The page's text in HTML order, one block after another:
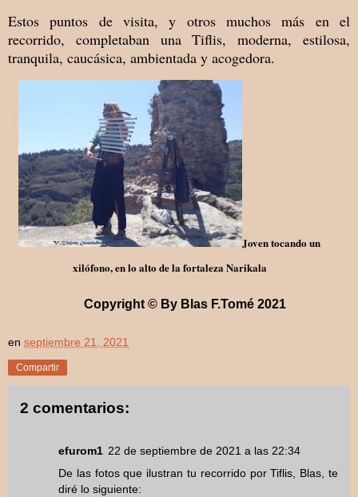
Estos puntos de visita, y otros muchos más en el
recorrido, completaban una Tiflis, moderna, estilosa,
tranquila, caucásica, ambientada y acogedora.
Joven tocando un
xilófono, en lo alto de la fortaleza Narikala
Copyright © By Blas F.Tomé 2021
en septiembre 21, 2021
Compartir
2 comentarios:
efurom1 22 de septiembre de 2021 a las 22:34
De las fotos que ilustran tu recorrido por Tiflis, Blas, te
diré lo siguiente: